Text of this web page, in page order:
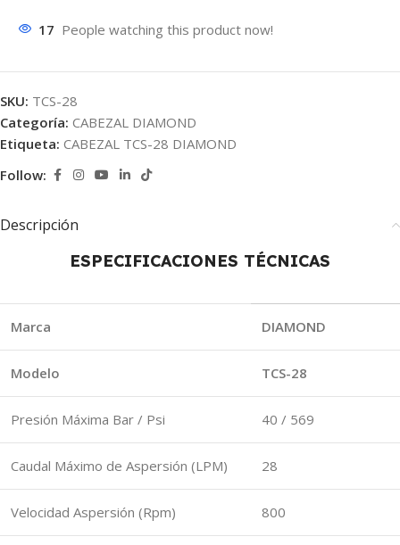
17 People watching this product now!
SKU: TCS-28
Categoría: CABEZAL DIAMOND
Etiqueta: CABEZAL TCS-28 DIAMOND
Follow:
Descripción
ESPECIFICACIONES TÉCNICAS
Marca DIAMOND
Modelo TCS-28
Presión Máxima Bar / Psi 40 / 569
Caudal Máximo de Aspersión (LPM) 28
Velocidad Aspersión (Rpm) 800